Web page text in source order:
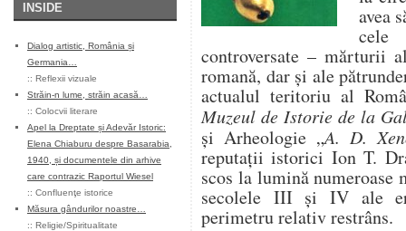
INSIDE
Dialog artistic, România și
Germania…
:: Reflexii vizuale
Străin-n lume, străin acasă…
:: Colocvii literare
Apel la Dreptate și Adevăr Istoric:
Elena Chiaburu despre Basarabia,
1940, și documentele din arhive
care contrazic Raportul Wiesel
:: Confluenţe istorice
Măsura gândurilor noastre…
:: Religie/Spiritualitate
avea
controversate – mărturii
romană, dar şi ale
actualul teritoriu al
Muzeul de Istorie de la
şi Arheologie „A. D.
reputaţii istorici Ion T.
scos la lumină
secolele III şi IV ale
perimetru relativ restrâns.